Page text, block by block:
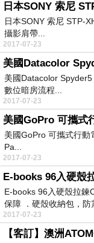
日本SONY 索尼
日本SONY 索尼 STP-
攝影肩帶...
2017-07-23
美國Datacolor
美國Datacolor
數位暗房流程...
2017-07-23
美國GoPro 可攜式
美國GoPro 可攜式行
Pa...
2017-07-23
E-books 96入硬殼
E-books 96入硬殼拉鍊
保障 ．硬殼收納包，防
2017-07-23